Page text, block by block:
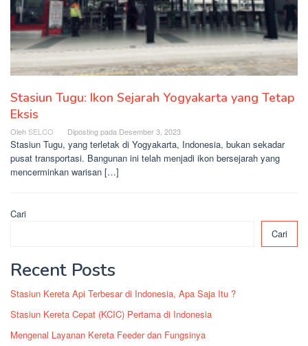
Stasiun Tugu: Ikon Sejarah Yogyakarta yang Tetap
Eksis
Oleh SELCO Diposting pada Desember 3, 2023
Stasiun Tugu, yang terletak di Yogyakarta, Indonesia, bukan sekadar
pusat transportasi. Bangunan ini telah menjadi ikon bersejarah yang
mencerminkan warisan […]
Cari
Cari
Recent Posts
Stasiun Kereta Api Terbesar di Indonesia, Apa Saja Itu ?
Stasiun Kereta Cepat (KCIC) Pertama di Indonesia
Mengenal Layanan Kereta Feeder dan Fungsinya